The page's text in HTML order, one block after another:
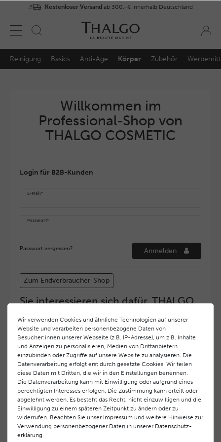
Kostenloser Versand ab 300,-€ innerhalb Deutschland
Reinigung Basics Anti-Age Zubehör
Körper
Willkommen im
Professional-Shop von
THALGO COSMETIC
Login für B2B-Kunden
E-Mail*
Passwort*
Passwort vergessen? Anmelden
Zum Endverbraucher-Shop
Sie interessieren sich dafür, THALGO
werden?
Hohe Servicequalität und ein exzellentes Markenimage
haben beiTHALGO COSMETICoberste Priorität.
Anspruchsvollen Endverbrauchern möchten wir ein
hohes Qualitätsniveau und gleichzeitig eine
überdurchschnittliche Behandlungs- und Serviceleistung
gewährleisten. Deshalb haben wir ein selektives
Vertriebssystem eingeführt. THALGO COSMETICPartner
werden auf diese Weise wirtschaftlich unterstützt,
während Endverbrauchern eine stets gleichbleibend hohe
Dienstleistungsqualität und ein innovatives Produkt- und
Wir verwenden Cookies und ähnliche Technologien auf unserer
Website und verarbeiten personenbezogene Daten von
Besucher:innen unserer Webseite (z.B. IP-Adresse), um z.B. Inhalte
und Anzeigen zu personalisieren, Medien von Drittanbietern
einzubinden oder Zugriffe auf unsere Website zu analysieren. Die
Datenverarbeitung erfolgt erst durch gesetzte Cookies. Wir teilen
diese Daten mit Dritten, die wir in den Einstellungen benennen.
Die Datenverarbeitung kann mit Einwilligung oder aufgrund eines
berechtigten Interesses erfolgen. Die Zustimmung kann erteilt oder
abgelehnt werden. Es besteht das Recht, nicht einzuwilligen und die
Einwilligung zu einem späteren Zeitpunkt zu ändern oder zu
widerrufen. Beachten Sie unser Impressum und weitere Hinweise zur
Verwendung personenbezogener Daten in unserer Daten­schutz­
erklärung